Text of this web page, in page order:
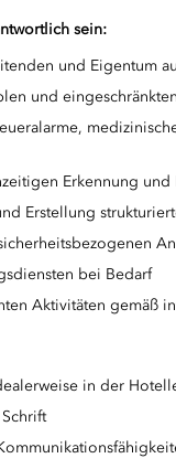
sein:
und Eigentum
und
Erkennung und
Erstellung
bei Bedarf
Aktivitäten gemäß
in der